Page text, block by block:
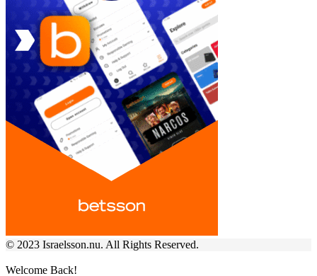
© 2023 Israelsson.nu. All Rights Reserved.
Welcome Back!